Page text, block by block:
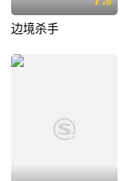
边境杀手